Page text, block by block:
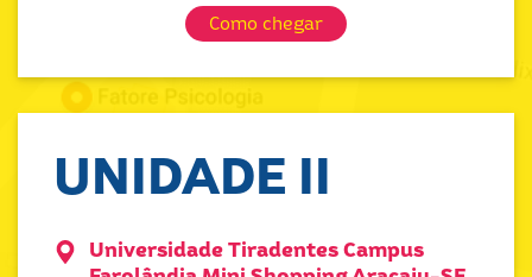
Como chegar
UNIDADE II
Universidade Tiradentes Campus